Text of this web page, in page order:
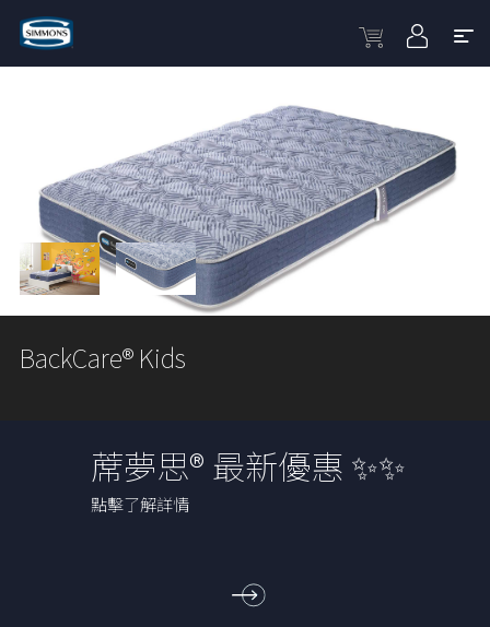
BackCare® Kids
蓆夢思® 最新優惠 ✨✨
點擊了解詳情